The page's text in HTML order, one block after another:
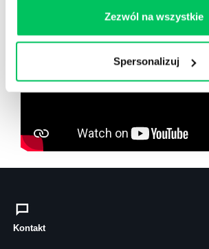
Zezwól na wszystkie
Spersonalizuj
Kontakt